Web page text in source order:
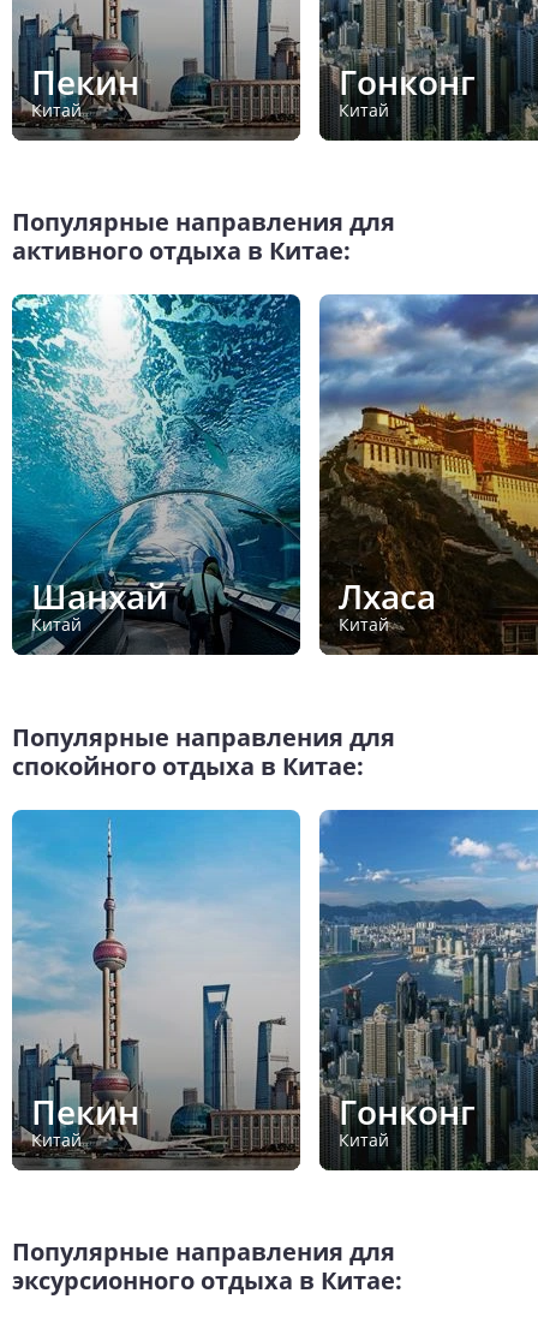
Пекин
Китай
Гонконг
Китай
Популярные направления для
активного отдыха в Китае:
Шанхай
Китай
Лхаса
Китай
Популярные направления для
спокойного отдыха в Китае:
Пекин
Китай
Гонконг
Китай
Популярные направления для
эксурсионного отдыха в Китае: